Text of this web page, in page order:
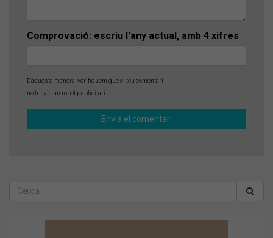
Comprovació: escriu l'any actual, amb 4 xifres
D'aquesta manera, verifiquem que el teu comentari
no l'envia un robot publicitari.